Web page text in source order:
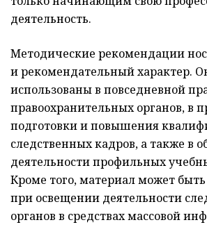
деятельность.
Методические рекомендации
и рекомендательный характер.
использованы в повседневной
правоохранительных органов, в
подготовки и повышения
следственных кадров, а также в
деятельности профильных
Кроме того, материал может быть
при освещении деятельности
органов в средствах массовой